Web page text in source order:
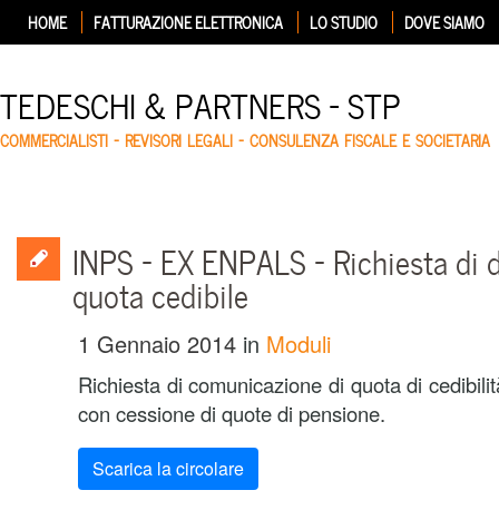
HOME FATTURAZIONE ELETTRONICA LO STUDIO DOVE SIAMO
TEDESCHI & PARTNERS – STP
COMMERCIALISTI – REVISORI LEGALI – CONSULENZA FISCALE E SOCIETARIA
INPS – EX ENPALS – Richiesta
quota cedibile
1 Gennaio 2014 in Moduli
Richiesta di comunicazione di quota di
con cessione di quote di pensione.
Scarica la circolare